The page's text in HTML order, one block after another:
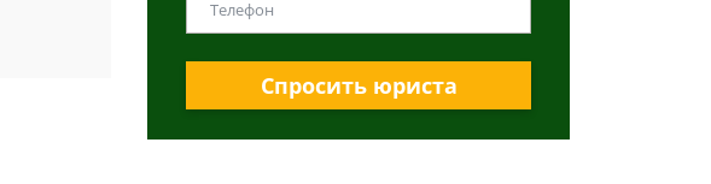
Спросить юриста